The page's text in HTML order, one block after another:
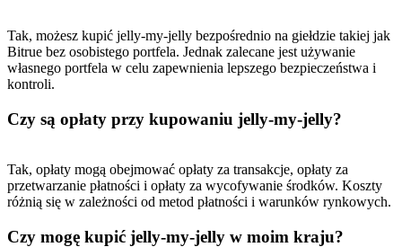
Tak, możesz kupić jelly-my-jelly bezpośrednio na giełdzie takiej jak
Bitrue bez osobistego portfela. Jednak zalecane jest używanie
własnego portfela w celu zapewnienia lepszego bezpieczeństwa i
kontroli.
Czy są opłaty przy kupowaniu jelly-my-jelly?
Tak, opłaty mogą obejmować opłaty za transakcje, opłaty za
przetwarzanie płatności i opłaty za wycofywanie środków. Koszty
różnią się w zależności od metod płatności i warunków rynkowych.
Czy mogę kupić jelly-my-jelly w moim kraju?